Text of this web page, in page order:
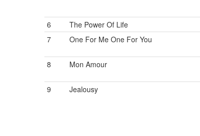
6
The Power Of Life
7
One For Me One For You
8
Mon Amour
9
Jealousy